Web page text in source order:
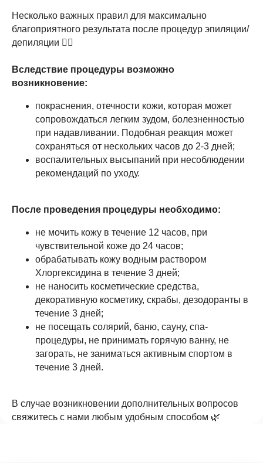
Несколько важных правил для максимально
благоприятного результата после процедур эпиляции/
депиляции 👇🏻
Вследствие процедуры возможно
возникновение:
покраснения, отечности кожи, которая может
сопровождаться легким зудом, болезненностью
при надавливании. Подобная реакция может
сохраняться от нескольких часов до 2-3 дней;
воспалительных высыпаний при несоблюдении
рекомендаций по уходу.
После проведения процедуры необходимо:
не мочить кожу в течение 12 часов, при
чувствительной коже до 24 часов;
обрабатывать кожу водным раствором
Хлоргексидина в течение 3 дней;
не наносить косметические средства,
декоративную косметику, скрабы, дезодоранты в
течение 3 дней;
не посещать солярий, баню, сауну, спа-
процедуры, не принимать горячую ванну, не
загорать, не заниматься активным спортом в
течение 3 дней.
В случае возникновении дополнительных вопросов
свяжитесь с нами любым удобным способом 🌿
Главная
О центре
Услуги Контакты
Оставить заявку
Позвонить нам
Услуги оказывает © 2023
ООО "Центр косметологии".
Лицензия № Л041-01126-23/00322276 от
21.06.2018
Прайс-лист
Команда